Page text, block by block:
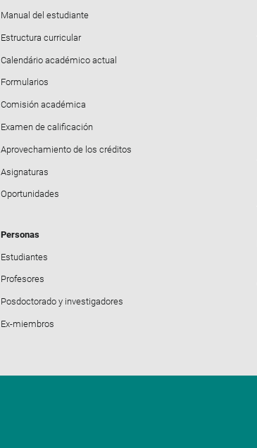
Manual del estudiante
Estructura curricular
Calendário académico actual
Formularios
Comisión académica
Examen de calificación
Aprovechamiento de los créditos
Asignaturas
Oportunidades
Personas
Estudiantes
Profesores
Posdoctorado y investigadores
Ex-miembros